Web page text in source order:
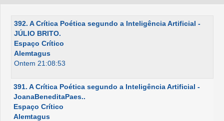
392. A Crítica Poética segundo a Inteligência Artificial -
JÚLIO BRITO.
Espaço Crítico
Alemtagus
Ontem 21:08:53
391. A Crítica Poética segundo a Inteligência Artificial -
JoanaBeneditaPaes..
Espaço Crítico
Alemtagus